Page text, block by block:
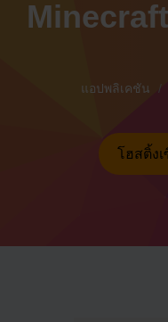
แอปพลิเคชัน
โฮสติ้งเ